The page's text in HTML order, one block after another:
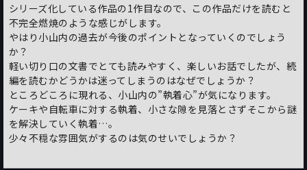
シリーズ化している作品の1作目なので、この作品だけを読むと
不完全燃焼のような感じがします。
やはり小山内の過去が今後のポイントとなっていくのでしょう
か？
軽い切り口の文書でとても読みやすく、楽しいお話でしたが、続
編を読むかどうかは迷ってしまうのはなぜでしょうか？
ところどころに現れる、小山内の”執着心”が気になります。
ケーキや自転車に対する執着、小さな隙を見落とさずそこから謎
を解決していく執着…。
少々不穏な雰囲気がするのは気のせいでしょうか？